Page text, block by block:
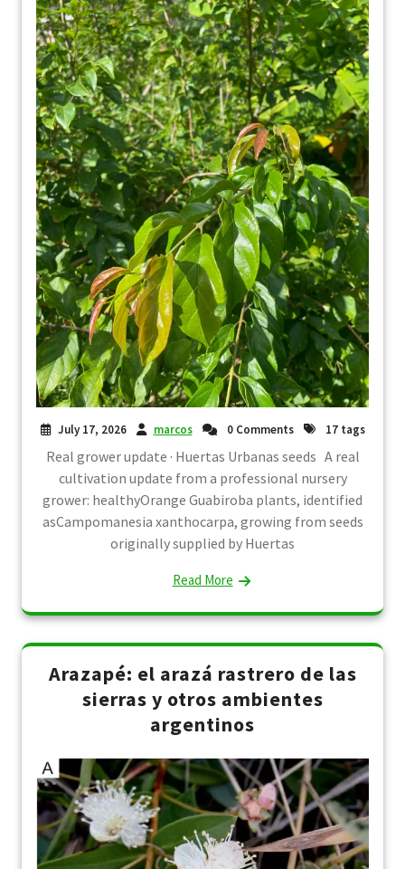
July 17, 2026 marcos 0 Comments 17 tags
Real grower update · Huertas Urbanas seeds A real
cultivation update from a professional nursery
grower: healthyOrange Guabiroba plants, identified
asCampomanesia xanthocarpa, growing from seeds
originally supplied by Huertas
Read More
Arazapé: el arazá rastrero de las
sierras y otros ambientes
argentinos